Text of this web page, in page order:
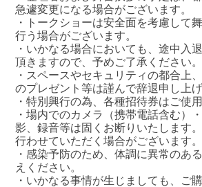
急遽変更になる場合がございます。
・トークショーは安全面を考慮して
行う場合がございます。
・いかなる場合においても、途中入
頂きますので、予めご了承ください。
・スペースやセキュリティの都合上
のプレゼント等は謹んで辞退申し上げ
・特別興行の為、各種招待券はご使
・場内でのカメラ（携帯電話含む）
影、録音等は固くお断りいたします
行わせていただく場合がございます。
・感染予防のため、体調に異常のあ
えください。
・いかなる事情が生じましても、ご